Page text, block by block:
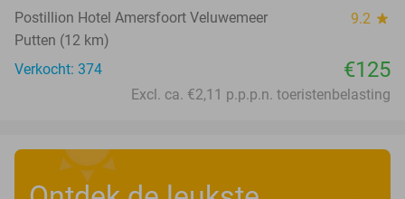
Postillion Hotel Amersfoort Veluwemeer 9.2 star
Putten (12 km)
Verkocht: 374
€125
Excl. ca. €2,11 p.p.p.n. toeristenbelasting